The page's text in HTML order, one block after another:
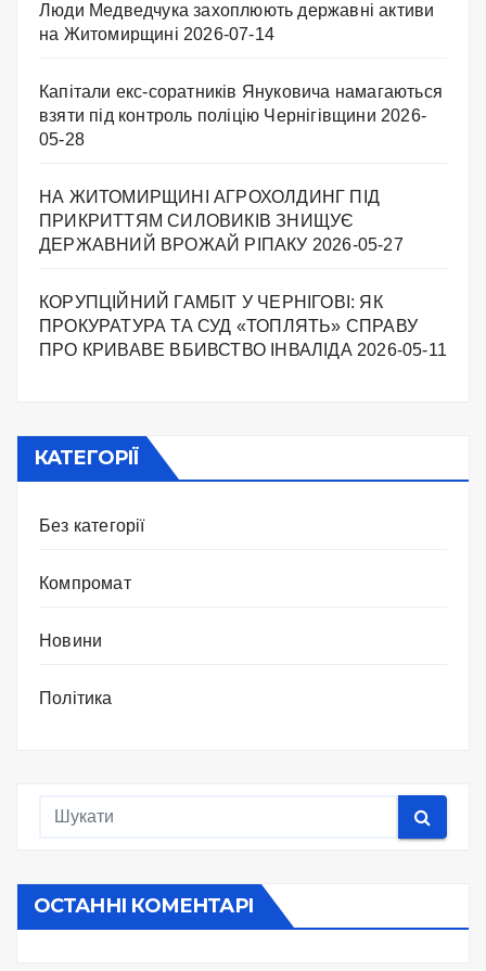
Люди Медведчука захоплюють державні активи
на Житомирщині 2026-07-14
Капітали екс-соратників Януковича намагаються
взяти під контроль поліцію Чернігівщини 2026-
05-28
НА ЖИТОМИРЩИНІ АГРОХОЛДИНГ ПІД
ПРИКРИТТЯМ СИЛОВИКІВ ЗНИЩУЄ
ДЕРЖАВНИЙ ВРОЖАЙ РІПАКУ ​ 2026-05-27
КОРУПЦІЙНИЙ ГАМБІТ У ЧЕРНІГОВІ: ЯК
ПРОКУРАТУРА ТА СУД «ТОПЛЯТЬ» СПРАВУ
ПРО КРИВАВЕ ВБИВСТВО ІНВАЛІДА 2026-05-11
КАТЕГОРІЇ
Без категорії
Компромат
Новини
Політика
ОСТАННІ КОМЕНТАРІ